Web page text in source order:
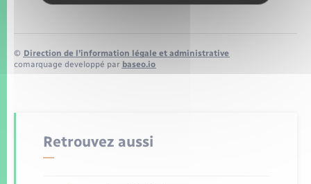
© Direction de l’information légale et administrative
comarquage developpé par baseo.io
Retrouvez aussi